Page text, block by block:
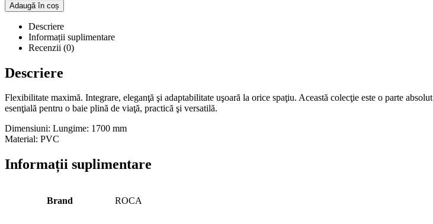
Adaugă în coș
Descriere
Informații suplimentare
Recenzii (0)
Descriere
Flexibilitate maximă. Integrare, eleganţă şi adaptabilitate uşoară la orice spaţiu. Această colecţie este o parte absolut
esenţială pentru o baie plină de viaţă, practică şi versatilă.
Dimensiuni: Lungime: 1700 mm
Material: PVC
Informații suplimentare
Brand ROCA